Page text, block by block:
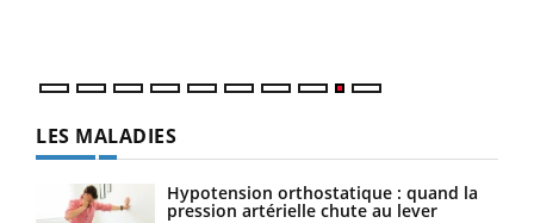
LES MALADIES
Hypotension orthostatique : quand la
pression artérielle chute au lever